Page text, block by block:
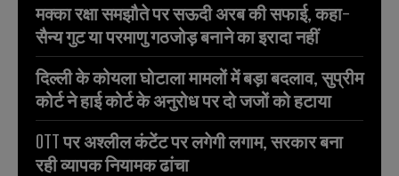
मक्का रक्षा समझौते पर सऊदी अरब की सफाई, कहा-
सैन्य गुट या परमाणु गठजोड़ बनाने का इरादा नहीं
दिल्ली के कोयला घोटाला मामलों में बड़ा बदलाव, सुप्रीम
कोर्ट ने हाई कोर्ट के अनुरोध पर दो जजों को हटाया
OTT पर अश्लील कंटेंट पर लगेगी लगाम, सरकार बना
रही व्यापक नियामक ढांचा